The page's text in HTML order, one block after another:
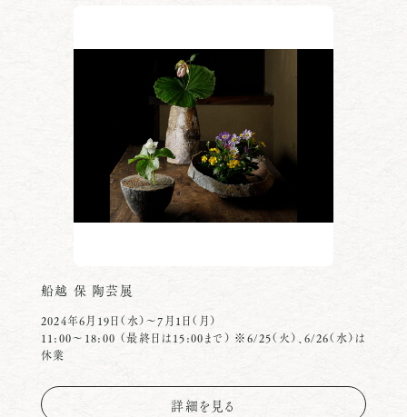
船越 保 陶芸展
2024年6月19日（水）〜7月1日（月）
11:00〜18:00 （最終日は15:00まで） ※6/25（火）、6/26（水）は
休業
詳細を見る